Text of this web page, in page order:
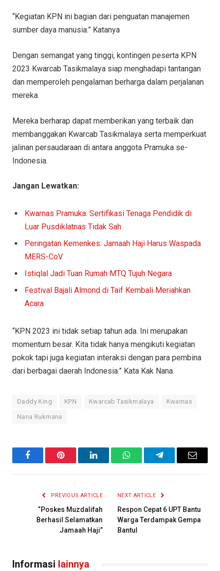
“Kegiatan KPN ini bagian dari penguatan manajemen
sumber daya manusia.” Katanya
Dengan semangat yang tinggi, kontingen peserta KPN
2023 Kwarcab Tasikmalaya siap menghadapi tantangan
dan memperoleh pengalaman berharga dalam perjalanan
mereka.
Mereka berharap dapat memberikan yang terbaik dan
membanggakan Kwarcab Tasikmalaya serta memperkuat
jalinan persaudaraan di antara anggota Pramuka se-
Indonesia.
Jangan Lewatkan:
Kwarnas Pramuka: Sertifikasi Tenaga Pendidik di
Luar Pusdiklatnas Tidak Sah
Peringatan Kemenkes: Jamaah Haji Harus Waspada
MERS-CoV
Istiqlal Jadi Tuan Rumah MTQ Tujuh Negara
Festival Bajali Almond di Taif Kembali Meriahkan
Acara
“KPN 2023 ini tidak setiap tahun ada. Ini merupakan
momentum besar. Kita tidak hanya mengikuti kegiatan
pokok tapi juga kegiatan interaksi dengan para pembina
dari berbagai daerah Indonesia.” Kata Kak Nana.
Daddy King KPN Kwarcab Tasikmalaya Kwarnas
Nana Rukmana
FacebookPinterest LinkedInWhatsAppTelegramEmail
PREVIOUS ARTICLE
“Poskes Muzdalifah
Berhasil Selamatkan
Jamaah Haji”
NEXT ARTICLE
Respon Cepat 6 UPT Bantu
Warga Terdampak Gempa
Bantul
Informasi lainnya